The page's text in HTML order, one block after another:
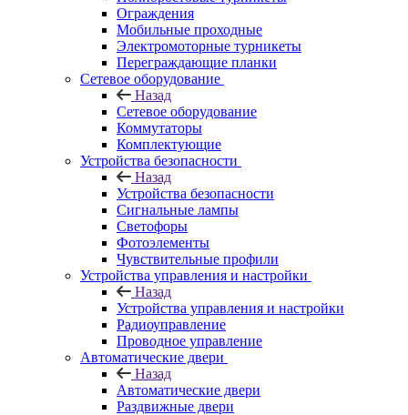
Ограждения
Мобильные проходные
Электромоторные турникеты
Переграждающие планки
Сетевое оборудование
Назад
Сетевое оборудование
Коммутаторы
Комплектующие
Устройства безопасности
Назад
Устройства безопасности
Сигнальные лампы
Светофоры
Фотоэлементы
Чувствительные профили
Устройства управления и настройки
Назад
Устройства управления и настройки
Радиоуправление
Проводное управление
Автоматические двери
Назад
Автоматические двери
Раздвижные двери